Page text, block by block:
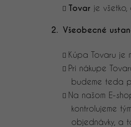
Tovar je
2. Všeobecné
Kúpa Tovaru je
Pri nákupe
budeme teda
Na našom E-
kontrolujeme
objednávky, a